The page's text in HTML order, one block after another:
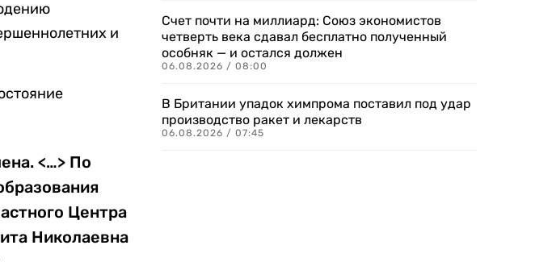
и
<…> По
Центра
Николаевна
Счет почти на миллиард: Союз экономистов
четверть века сдавал бесплатно полученный
особняк — и остался должен
06.08.2026 / 08:00
В Британии упадок химпрома поставил под удар
производство ракет и лекарств
06.08.2026 / 07:45